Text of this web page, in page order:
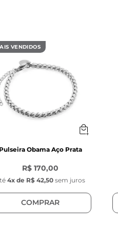
VENDIDOS
Pulseira Obama Aço Prata
R$ 170,00
4x de R$ 42,50 sem juros
COMPRAR